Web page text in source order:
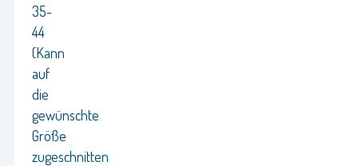
35-
44
(Kann
auf
die
gewünschte
Größe
zugeschnitten